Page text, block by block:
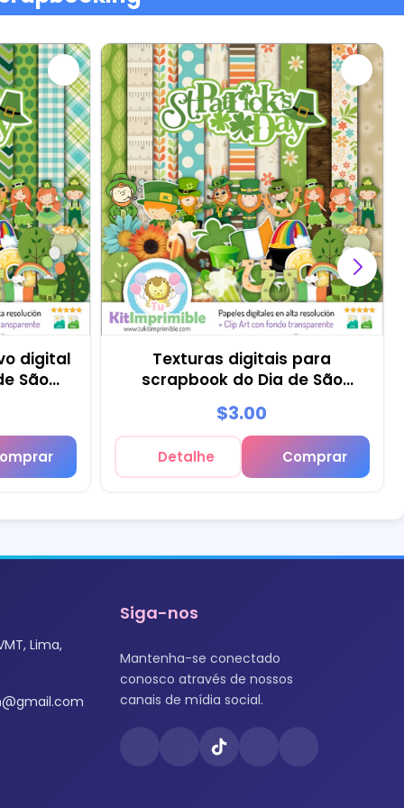
digital
São
Texturas digitais para
scrapbook do Dia de São
Patrício - M3
$3.00
Detalhe Comprar
Lima,
Siga-nos
Mantenha-se conectado
conosco através de nossos
canais de mídia social.